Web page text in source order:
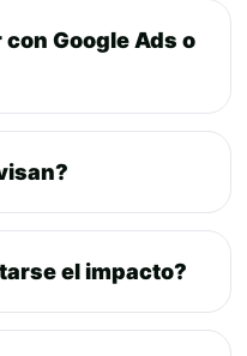
Google Ads o
el impacto?